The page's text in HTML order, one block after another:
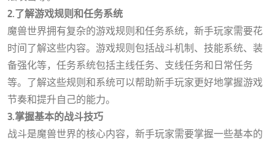
2.了解游戏规则和任务系统
魔兽世界拥有复杂的游戏规则和任务系统，新手玩家需要花
时间了解这些内容。游戏规则包括战斗机制、技能系统、装
备强化等，任务系统包括主线任务、支线任务和日常任务
等。了解这些规则和系统可以帮助新手玩家更好地掌握游戏
节奏和提升自己的能力。
3.掌握基本的战斗技巧
战斗是魔兽世界的核心内容，新手玩家需要掌握一些基本的